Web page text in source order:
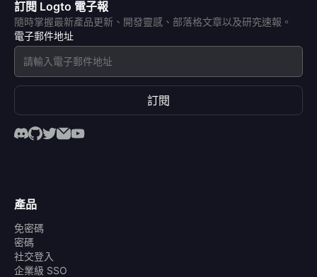
訂閱 Logto 電子報
隨時掌握最新產品更新、開發靈感、部落格文章以及研究速報。
電子郵件地址
訂閱
產品
免密碼
密碼
社交登入
企業級 SSO